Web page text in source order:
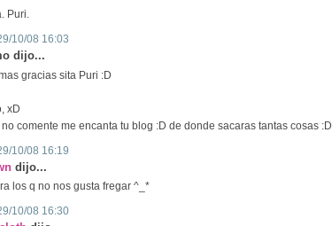
Puri.
10/08 16:03
dijo...
gracias sita Puri :D
xD
comente me encanta tu blog :D de donde sacaras tantas cosas :D
10/08 16:19
dijo...
los q no nos gusta fregar ^_*
10/08 16:30